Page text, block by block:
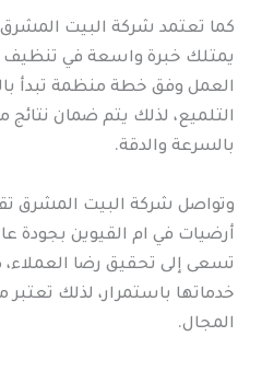
كما تعتمد شركة البيت
يمتلك خبرة واسعة في تنظيف
العمل وفق خطة منظمة تبدأ
التلميع، لذلك يتم ضمان نتائج
بالسرعة والدقة.
وتواصل شركة البيت المشرق
أرضيات في ام القيوين بجودة
تسعى إلى تحقيق رضا
خدماتها باستمرار، لذلك تعتبر
المجال.